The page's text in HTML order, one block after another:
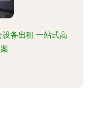
备出租 一站式高